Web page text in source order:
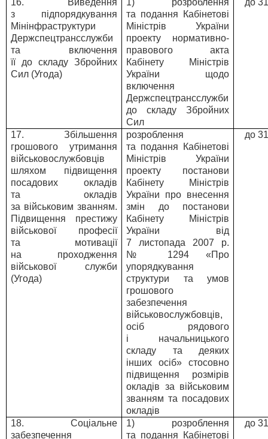
16. Виведення
з підпорядкування
Мінінфраструктури
Держспецтрансслужби
та включення
її до складу Збройних
Сил (Угода)
1) розроблення
та подання Кабінетові
Міністрів України
проекту нормативно-
правового акта
Кабінету Міністрів
України щодо
включення
Держспецтрансслужби
до складу Збройних
Сил
до
17. Збільшення
грошового утримання
військовослужбовців
шляхом підвищення
посадових окладів
та окладів
за військовим званням.
Підвищення престижу
військової професії
та мотивації
на проходження
військової служби
(Угода)
розроблення
та подання Кабінетові
Міністрів України
проекту постанови
Кабінету Міністрів
України про внесення
змін до постанови
Кабінету Міністрів
України від
7 листопада 2007 р.
№ 1294 «Про
упорядкування
структури та умов
грошового
забезпечення
військовослужбовців,
осіб рядового
і начальницького
складу та деяких
інших осіб» стосовно
підвищення розмірів
окладів за військовим
званням та посадових
окладів
до
18. Соціальне
забезпечення
1) розроблення
та подання Кабінетові
до